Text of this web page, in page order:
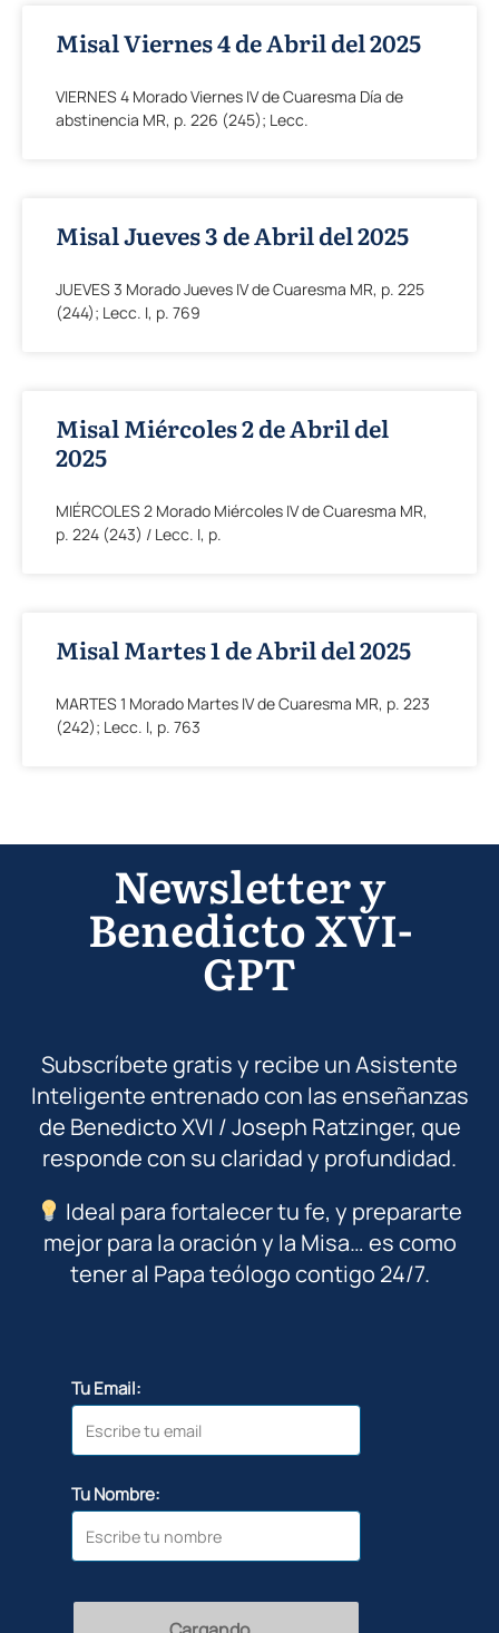
Misal Viernes 4 de Abril del 2025
VIERNES 4 Morado Viernes IV de Cuaresma Día de
abstinencia MR, p. 226 (245); Lecc.
Misal Jueves 3 de Abril del 2025
JUEVES 3 Morado Jueves IV de Cuaresma MR, p. 225
(244); Lecc. I, p. 769
Misal Miércoles 2 de Abril del
2025
MIÉRCOLES 2 Morado Miércoles IV de Cuaresma MR,
p. 224 (243) / Lecc. I, p.
Misal Martes 1 de Abril del 2025
MARTES 1 Morado Martes IV de Cuaresma MR, p. 223
(242); Lecc. I, p. 763
Newsletter y
Benedicto XVI-
GPT
Subscríbete gratis y recibe un Asistente
Inteligente entrenado con las enseñanzas
de Benedicto XVI / Joseph Ratzinger, que
responde con su claridad y profundidad.
Ideal para fortalecer tu fe, y prepararte
mejor para la oración y la Misa… es como
tener al Papa teólogo contigo 24/7.
Tu Email:
Tu Nombre: